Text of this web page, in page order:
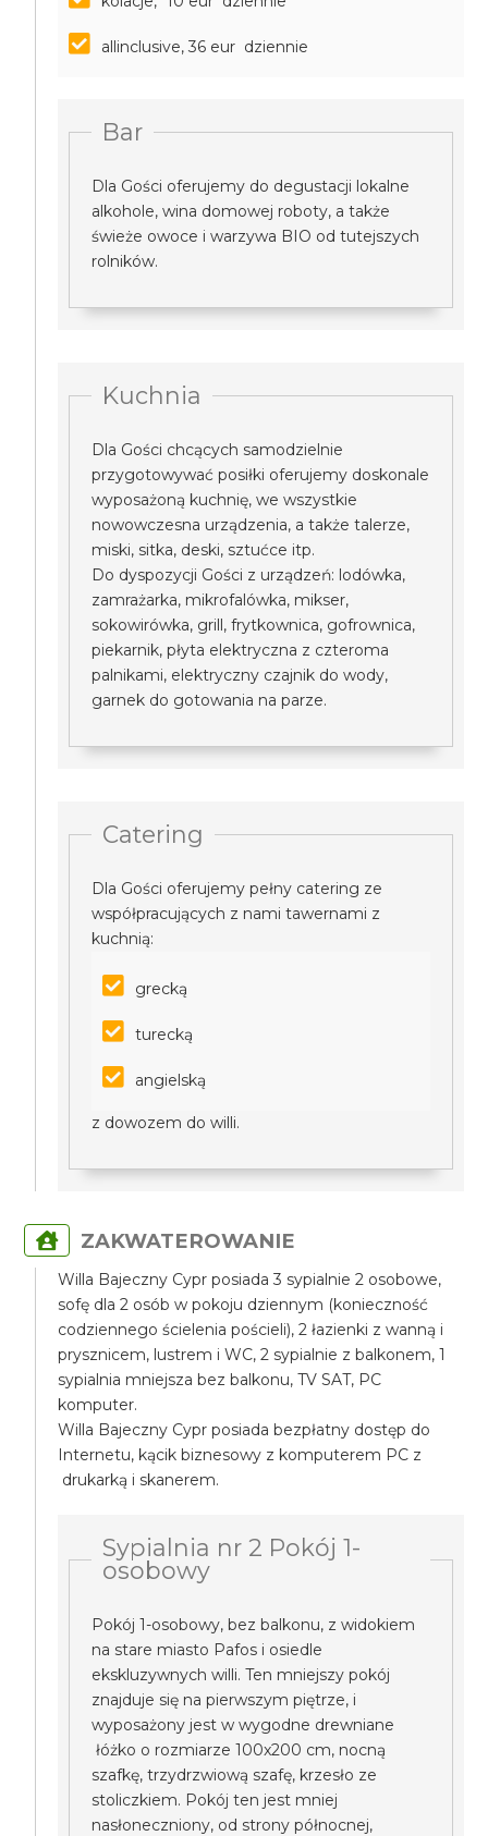
allinclusive, 36 eur dziennie
Bar
Dla Gości oferujemy do degustacji lokalne
alkohole, wina domowej roboty, a także
świeże owoce i warzywa BIO od tutejszych
rolników.
Kuchnia
Dla Gości chcących samodzielnie
przygotowywać posiłki oferujemy doskonale
wyposażoną kuchnię, we wszystkie
nowowczesna urządzenia, a także talerze,
miski, sitka, deski, sztućce itp.
Do dyspozycji Gości z urządzeń: lodówka,
zamrażarka, mikrofalówka, mikser,
sokowirówka, grill, frytkownica, gofrownica,
piekarnik, płyta elektryczna z czteroma
palnikami, elektryczny czajnik do wody,
garnek do gotowania na parze.
Catering
Dla Gości oferujemy pełny catering ze
współpracujących z nami tawernami z
kuchnią:
grecką
turecką
angielską
z dowozem do willi.
ZAKWATEROWANIE
Willa Bajeczny Cypr posiada 3 sypialnie 2 osobowe,
sofę dla 2 osób w pokoju dziennym (konieczność
codziennego ścielenia pościeli), 2 łazienki z wanną i
prysznicem, lustrem i WC, 2 sypialnie z balkonem, 1
sypialnia mniejsza bez balkonu, TV SAT, PC
komputer.
Willa Bajeczny Cypr posiada bezpłatny dostęp do
Internetu, kącik biznesowy z komputerem PC z
drukarką i skanerem.
Sypialnia nr 2 Pokój 1-
osobowy
Pokój 1-osobowy, bez balkonu, z widokiem
na stare miasto Pafos i osiedle
ekskluzywnych willi. Ten mniejszy pokój
znajduje się na pierwszym piętrze, i
wyposażony jest w wygodne drewniane
łóżko o rozmiarze 100x200 cm, nocną
szafkę, trzydrzwiową szafę, krzesło ze
stoliczkiem. Pokój ten jest mniej
nasłoneczniony, od strony północnej,